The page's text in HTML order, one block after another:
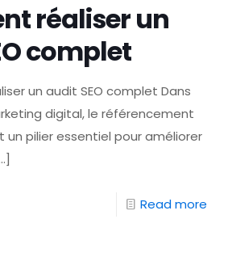
réaliser un
complet
un audit SEO complet Dans
digital, le référencement
un pilier essentiel pour améliorer
Read more